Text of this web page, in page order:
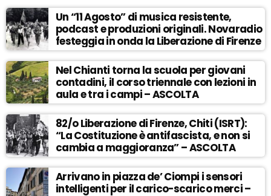
Un “11 Agosto” di musica resistente,
podcast e produzioni originali. Novaradio
festeggia in onda la Liberazione di Firenze
Nel Chianti torna la scuola per giovani
contadini, il corso triennale con lezioni in
aula e tra i campi – ASCOLTA
82/o Liberazione di Firenze, Chiti (ISRT):
“La Costituzione è antifascista, e non si
cambia a maggioranza” – ASCOLTA
Arrivano in piazza de’ Ciompi i sensori
intelligenti per il carico-scarico merci –